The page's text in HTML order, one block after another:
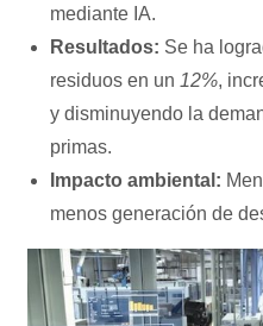
mediante IA.
Resultados: Se ha
residuos en un 12%,
y disminuyendo la
primas.
Impacto ambiental:
menos generación de